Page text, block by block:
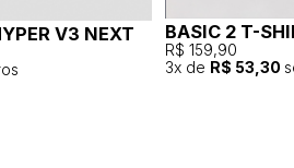
V3 NEXT BASIC 2 T-
R$ 159,90
3x de R$ 53,30